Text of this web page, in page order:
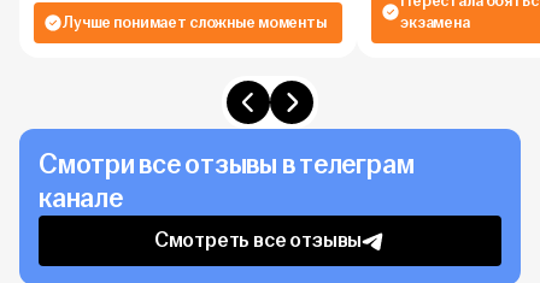
Лучше понимает сложные моменты
экзамена
Смотри все отзывы в телеграм
канале
Смотреть все отзывы